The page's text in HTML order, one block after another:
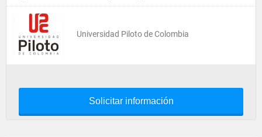
Universidad Piloto de Colombia
Solicitar información